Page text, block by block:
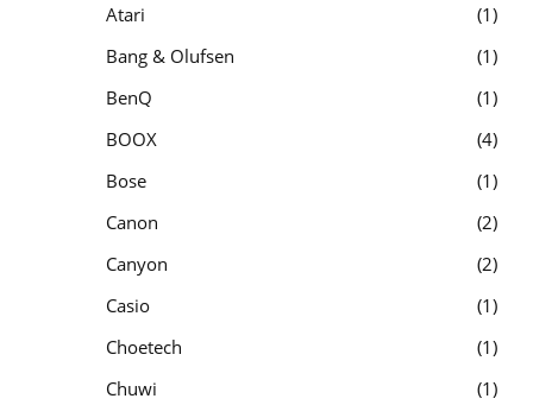
Atari
1
Bang & Olufsen
1
BenQ
1
BOOX
4
Bose
1
Canon
2
Canyon
2
Casio
1
Choetech
1
Chuwi
1